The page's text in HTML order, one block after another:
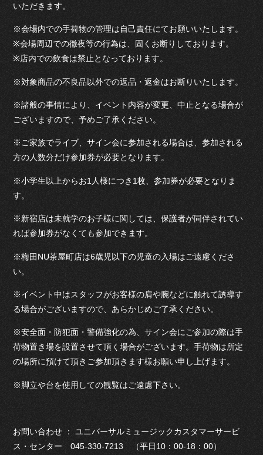
いただきます。
※会場内での手荷物の管理は自己責任にてお願いいたします。
※会場周辺での徹夜等の行為は、固くお断りしております。
※店内での飲食は禁止となっております。
※対象商品の不良品以外での返品・返金はお断りいたします。
※諸般の事情により、イベント内容が変更、中止となる場合が
ございますので、予めご了承ください。
※ご家族でライブ、サイン会に参加される場合は、参加される
方の人数分だけ参加券が必要となります。
※小学生以上からお1人様につき1枚、参加券が必要となりま
す。
※新宿店は未就学のお子様に関しては、保護者が同伴されてい
れば参加券がなくても参加できます。
※梅田NU茶屋町店は6歳児以下の児童の入場はご遠慮くださ
い。
※イベント中はスタッフがお客様の肩や腕などに触れて誘導す
る場合がございますので、あらかじめご了承ください。
※安全面・防犯面・警備強化の為、サイン会にご参加の際は手
荷物置き場を設置させて頂く場合がございます。手荷物は所定
の場所に預けて頂きご参加頂きます様お願い申し上げます。
※脚立や台を使用しての観覧はご遠慮下さい。
お問い合わせ ： ユニバーサルミュージックカスタマーサービ
ス・センター 045-330-7213 （平日10：00-18：00）